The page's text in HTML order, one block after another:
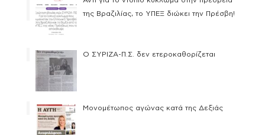
της Βραζιλίας, το ΥΠΕΞ διώκει την Πρέσβη!
Ο ΣΥΡΙΖΑ-Π.Σ. δεν ετεροκαθορίζεται
Μονομέτωπος αγώνας κατά της Δεξιάς